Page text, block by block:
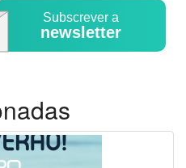
Subscrever a
newsletter